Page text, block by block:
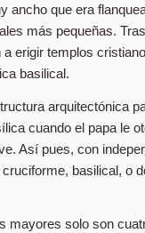
ancho que era
más pequeñas.
a erigir templos
basilical.
arquitectónica
cuando el papa le
Así pues, con
basilical, o
mayores solo son